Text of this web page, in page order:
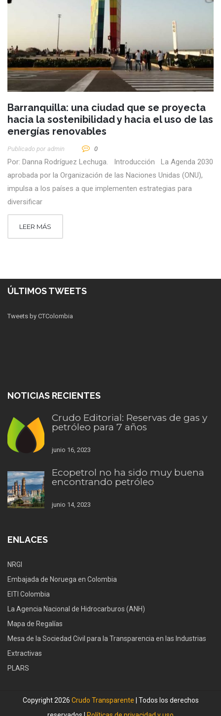
Barranquilla: una ciudad que se proyecta
hacia la sostenibilidad y hacia el uso de las
energías renovables
Publicado por Admin 0
Por: Danna Rodríguez Lechuga. Introducción La Agenda 2030
aprobada por la Organización de las Naciones Unidas (ONU),
impulsa a los países a que implementen estrategias para
diversificar
LEER MÁS
ÚLTIMOS TWEETS
Tweets by CTColombia
NOTICIAS RECIENTES
Crudo Editorial: Reservas de gas y
petróleo para 7 años
junio 16, 2023
Ecopetrol no ha sido muy buena
encontrando petróleo
junio 14, 2023
ENLACES
NRGI
Embajada de Noruega en Colombia
EITI Colombia
La Agencia Nacional de Hidrocarburos (ANH)
Mapa de Regalías
Mesa de la Sociedad Civil para la Transparencia en las Industrias
Extractivas
PLARS
Copyright 2026 Crudo Transparente | Todos los derechos